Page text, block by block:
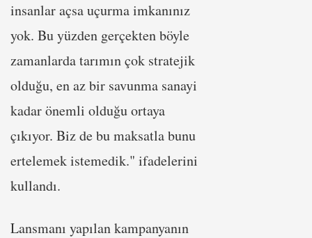
insanlar açsa uçurma imkanınız
yok. Bu yüzden gerçekten böyle
zamanlarda tarımın çok stratejik
olduğu, en az bir savunma sanayi
kadar önemli olduğu ortaya
çıkıyor. Biz de bu maksatla bunu
ertelemek istemedik." ifadelerini
kullandı.
Lansmanı yapılan kampanyanın